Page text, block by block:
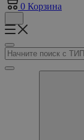
0 Корзина